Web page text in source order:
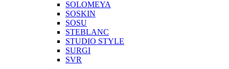
SOLOMEYA
SOSKIN
SOSU
STEBLANC
STUDIO STYLE
SURGI
SVR